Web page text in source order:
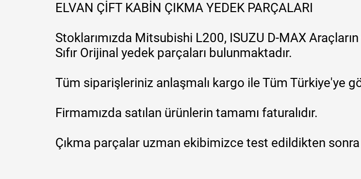
ELVAN ÇİFT KABİN ÇIKMA YEDEK PARÇALARI
Stoklarımızda Mitsubishi L200, ISUZU D-MAX
Sıfır Orijinal yedek parçaları bulunmaktadır.
Tüm siparişleriniz anlaşmalı kargo ile Tüm Türkiye'ye
Firmamızda satılan ürünlerin tamamı faturalıdır.
Çıkma parçalar uzman ekibimizce test edildikten sonra